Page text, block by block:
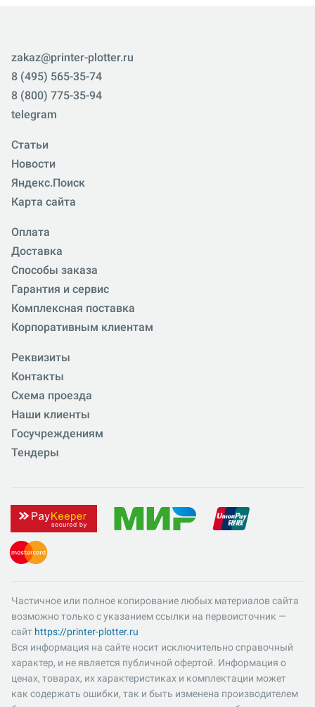
zakaz@printer-plotter.ru
8 (495) 565-35-74
8 (800) 775-35-94
telegram
Статьи
Новости
Яндекс.Поиск
Карта сайта
Оплата
Доставка
Способы заказа
Гарантия и сервис
Комплексная поставка
Корпоративным клиентам
Реквизиты
Контакты
Схема проезда
Наши клиенты
Госучреждениям
Тендеры
Частичное или полное копирование любых материалов сайта
возможно только с указанием ссылки на первоисточник —
сайт https://printer-plotter.ru
Вся информация на сайте носит исключительно справочный
характер, и не является публичной офертой. Информация о
ценах, товарах, их характеристиках и комплектации может
как содержать ошибки, так и быть изменена производителем